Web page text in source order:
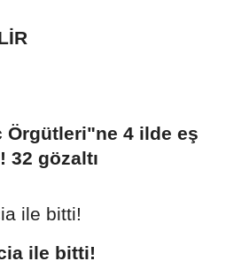
Örgütleri"ne 4 ilde eş
32 gözaltı
ile bitti!